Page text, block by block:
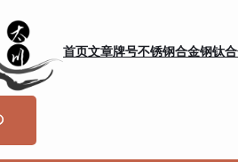
首页文章牌号不锈钢合金钢钛